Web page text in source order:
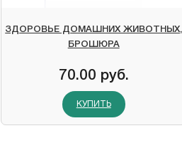
ЗДОРОВЬЕ ДОМАШНИХ ЖИВОТНЫХ,
БРОШЮРА
70.00 руб.
КУПИТЬ